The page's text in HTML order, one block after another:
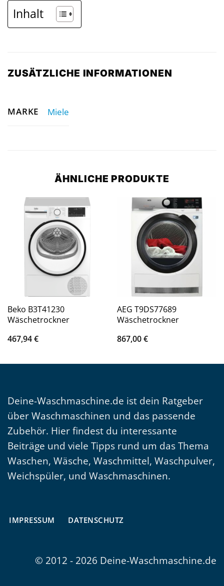
Inhalt
ZUSÄTZLICHE INFORMATIONEN
MARKE Miele
ÄHNLICHE PRODUKTE
Beko B3T41230
Wäschetrockner
467,94€
AEG T9DS77689
Wäschetrockner
867,00€
Deine-Waschmaschine.de ist dein Ratgeber
über Waschmaschinen und das passende
Zubehör. Hier findest du interessante
Beiträge und viele Tipps rund um das Thema
Waschen, Wäsche, Waschmittel, Waschpulver,
Weichspüler, und Waschmaschinen.
IMPRESSUM DATENSCHUTZ
© 2012 - 2026 Deine-Waschmaschine.de